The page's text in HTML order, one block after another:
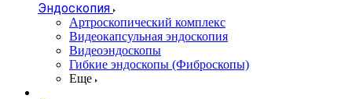
Эндоскопия
Артроскопический комплекс
Видеокапсульная эндоскопия
Видеоэндоскопы
Гибкие эндоскопы (Фиброcкопы)
Еще